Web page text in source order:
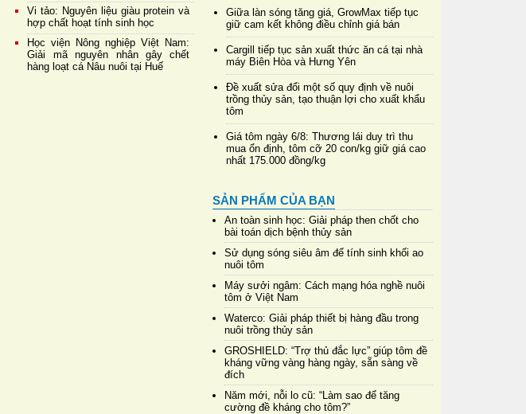
Vi tảo: Nguyên liệu giàu protein và
hợp chất hoạt tính sinh học
Học viện Nông nghiệp Việt Nam:
Giải mã nguyên nhân gây chết
hàng loạt cá Nâu nuôi tại Huế
Giữa làn sóng tăng giá, GrowMax tiếp tục
giữ cam kết không điều chỉnh giá bán
Cargill tiếp tục sản xuất thức ăn cá tại nhà
máy Biên Hòa và Hưng Yên
Đề xuất sửa đổi một số quy định về nuôi
trồng thủy sản, tạo thuận lợi cho xuất khẩu
tôm
Giá tôm ngày 6/8: Thương lái duy trì thu
mua ổn định, tôm cỡ 20 con/kg giữ giá cao
nhất 175.000 đồng/kg
SẢN PHẨM CỦA BẠN
An toàn sinh học: Giải pháp then chốt cho
bài toán dịch bệnh thủy sản
Sử dụng sóng siêu âm để tính sinh khối ao
nuôi tôm
Máy sưởi ngâm: Cách mạng hóa nghề nuôi
tôm ở Việt Nam
Waterco: Giải pháp thiết bị hàng đầu trong
nuôi trồng thủy sản
GROSHIELD: “Trợ thủ đắc lực” giúp tôm đề
kháng vững vàng hàng ngày, sẵn sàng về
đích
Năm mới, nỗi lo cũ: “Làm sao để tăng
cường đề kháng cho tôm?”